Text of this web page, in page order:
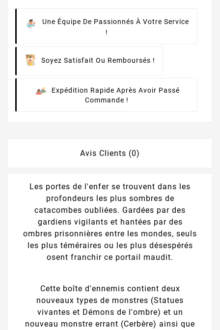
Une Équipe De Passionnés À Votre Service
!
Soyez Satisfait Ou Remboursés !
Expédition Rapide Après Avoir Passé
Commande !
Avis Clients (0)
Les portes de l'enfer se trouvent dans les
profondeurs les plus sombres de
catacombes oubliées. Gardées par des
gardiens vigilants et hantées par des
ombres prisonnières entre les mondes, seuls
les plus téméraires ou les plus désespérés
osent franchir ce portail maudit.
Cette boîte d'ennemis contient deux
nouveaux types de monstres (Statues
vivantes et Démons de l'ombre) et un
nouveau monstre errant (Cerbère) ainsi que